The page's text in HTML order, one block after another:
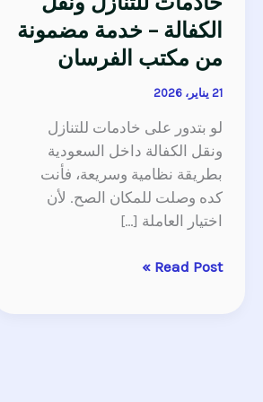
الكفالة – خدمة مضمونة
من مكتب الفرسان
21 يناير، 2026
لو بتدور على خادمات للتنازل
ونقل الكفالة داخل السعودية
بطريقة نظامية وسريعة، فأنت
كده وصلت للمكان الصح. لأن
اختيار العاملة […]
Read Post »